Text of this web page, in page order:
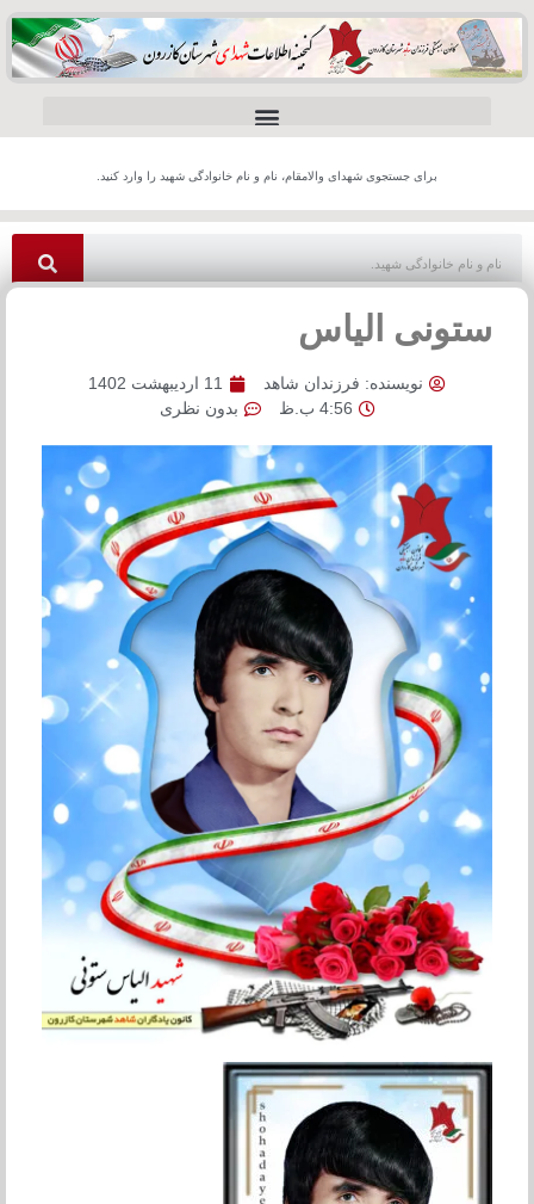
برای جستجوی شهدای والامقام، نام و نام خانوادگی شهید را وارد کنید.
ستونی الیاس
نویسنده: فرزندان شاهد
11 اردیبهشت 1402
4:56 ب.ظ
بدون نظری